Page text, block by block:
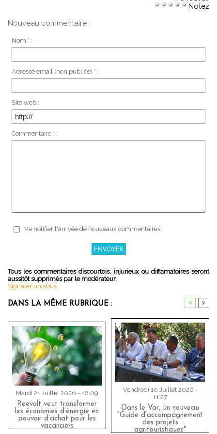
Notez
Nouveau commentaire :
Nom * :
Adresse email (non publiée) * :
Site web :
Commentaire * :
Me notifier l'arrivée de nouveaux commentaires
Tous les commentaires discourtois, injurieux ou diffamatoires seront
aussitôt supprimés par le modérateur.
Signaler un abus
DANS LA MÊME RUBRIQUE : < >
Mardi 21 Juillet 2026 - 16:09
Reevolt veut transformer
les économies d’énergie en
pouvoir d’achat pour les
vacanciers
Vendredi 10 Juillet 2026 -
11:27
Dans le Var, un nouveau
"Guide d'accompagnement
des projets
agritouristiques"